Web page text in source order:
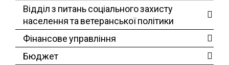
Відділ з питань соціального захисту
населення та ветеранської політики
Фінансове управління
Бюджет